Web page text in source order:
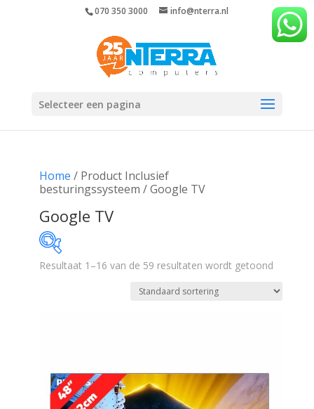
070 350 3000 info@nterra.nl
Selecteer een pagina
Home / Product Inclusief
besturingssysteem / Google TV
Google TV
Resultaat 1–16 van de 59 resultaten wordt getoond